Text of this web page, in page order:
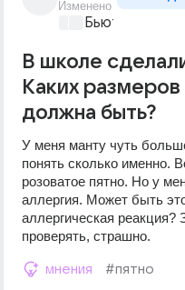
Изменено
Бьютилэнд
В школе
Каких размеров
должна быть?
У меня манту чуть
понять сколько именно.
розоватое пятно. Но у
аллергия. Может быть
аллергическая реакция?
проверять, страшно.
мнения #пятно